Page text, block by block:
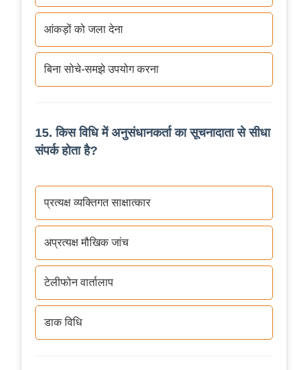
आंकड़ों को जला देना
बिना सोचे-समझे उपयोग करना
15. किस विधि में अनुसंधानकर्ता का सूचनादाता से सीधा
संपर्क होता है?
प्रत्यक्ष व्यक्तिगत साक्षात्कार
अप्रत्यक्ष मौखिक जांच
टेलीफोन वार्तालाप
डाक विधि